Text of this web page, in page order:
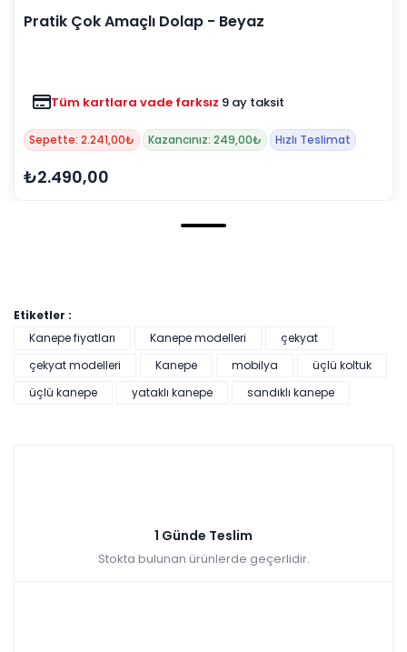
Pratik Çok Amaçlı Dolap - Beyaz
Tüm kartlara vade farksız 9 ay taksit
Sepette: 2.241,00₺ Kazancınız: 249,00₺ Hızlı Teslimat
₺2.490,00
Etiketler :
Kanepe fiyatları
Kanepe modelleri
çekyat
çekyat modelleri
Kanepe mobilya
üçlü koltuk
üçlü kanepe
yataklı kanepe sandıklı kanepe
1 Günde Teslim
Stokta bulunan ürünlerde geçerlidir.